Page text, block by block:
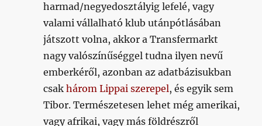
harmad/negyedosztályig lefelé, vagy
valami vállalható klub utánpótlásában
játszott volna, akkor a Transfermarkt
nagy valószínűséggel tudna ilyen nevű
emberkéről, azonban az adatbázisukban
csakhárom Lippai szerepel, és egyik sem
Tibor. Természetesen lehet még amerikai,
vagy afrikai, vagy más földrészről